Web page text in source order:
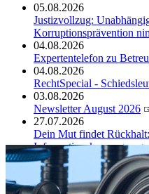
05.08.2026
Justizvollzug:
Korruptionsprävention
04.08.2026
Expertentelefon zu
04.08.2026
RechtSpecial -
03.08.2026
Newsletter August 2026
27.07.2026
Dein Mut findet
Informationskampagne
10.07.2026
Anerkennung für
Köln ausgezeichnet